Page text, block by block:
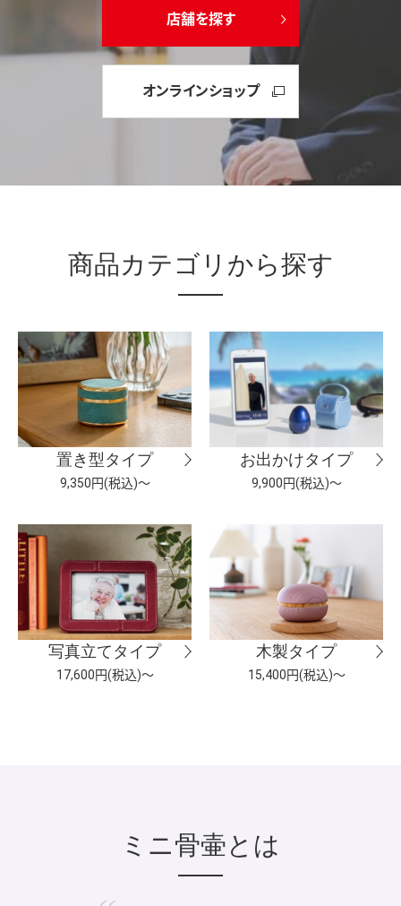
店舗を探す
オンラインショップ
商品カテゴリから探す
置き型タイプ
9,350円(税込)～
お出かけタイプ
9,900円(税込)～
写真立てタイプ
17,600円(税込)～
木製タイプ
15,400円(税込)～
ミニ骨壷とは